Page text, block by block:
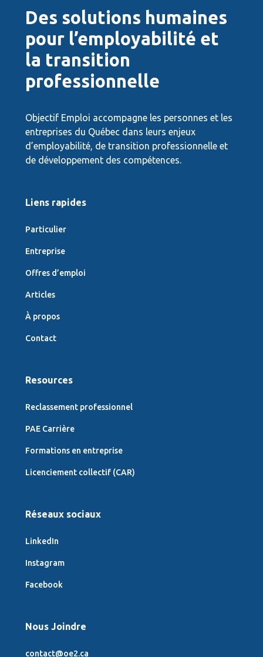
Des solutions humaines
pour l’employabilité et
la transition
professionnelle
Objectif Emploi accompagne les personnes et les
entreprises du Québec dans leurs enjeux
d’employabilité, de transition professionnelle et
de développement des compétences.
Liens rapides
Particulier
Entreprise
Offres d’emploi
Articles
À propos
Contact
Resources
Reclassement professionnel
PAE Carrière
Formations en entreprise
Licenciement collectif (CAR)
Réseaux sociaux
LinkedIn
Instagram
Facebook
Nous Joindre
contact@oe2.ca